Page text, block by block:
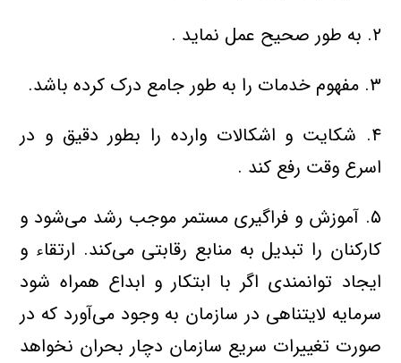
۲. به طور صحیح عمل نماید .
۳. مفهوم خدمات را به طور جامع درک کرده باشد.
۴. شکایت و اشکالات وارده را بطور دقیق و در
اسرع وقت رفع کند .
۵. آموزش و فراگیری مستمر موجب رشد می‌شود و
کارکنان را تبدیل به منابع رقابتی می‌کند. ارتقاء و
ایجاد توانمندی اگر با ابتکار و ابداع همراه شود
سرمایه لایتناهی در سازمان به وجود می‌آورد که در
صورت تغییرات سریع سازمان دچار بحران نخواهد